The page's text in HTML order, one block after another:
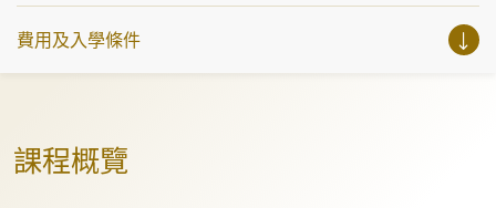
費用及入學條件
課程概覽